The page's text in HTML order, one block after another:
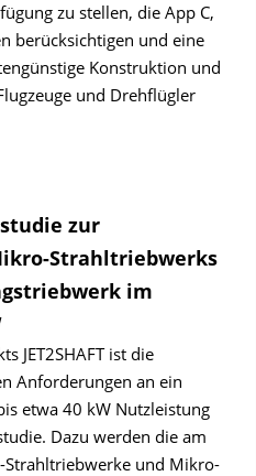
zu stellen, die App C,
berücksichtigen und eine
Konstruktion und
und Drehflügler
zur
Strahltriebwerks
im
JET2SHAFT ist die
Anforderungen an ein
etwa 40 kW Nutzleistung
Dazu werden die am
und Mikro-